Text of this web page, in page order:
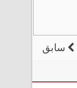
سابق